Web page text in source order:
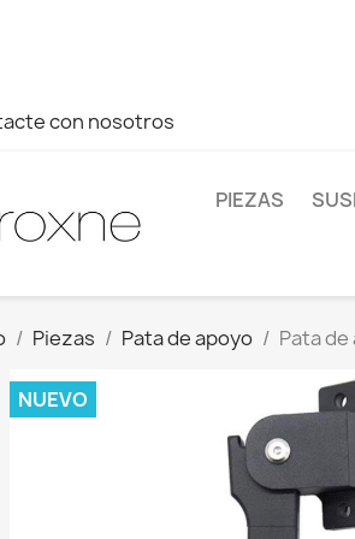
con nosotros
PIEZAS
Piezas Pata de apoyo Pata
NUEVO